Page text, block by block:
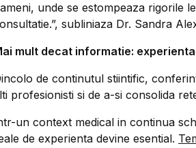
unde se estompeaza rigorile
subliniaza Dr. Sandra
mult decat informatie:
de continutul stiintific,
profesionisti si de a-si consolida
un context medical in continua
de experienta devine esential.